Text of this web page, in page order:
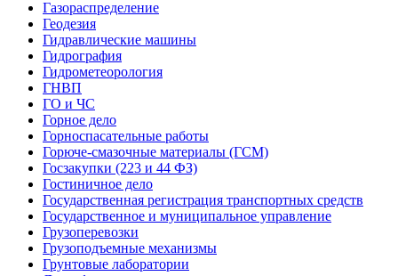
Газораспределение
Геодезия
Гидравлические машины
Гидрография
Гидрометеорология
ГНВП
ГО и ЧС
Горное дело
Горноспасательные работы
Горюче-смазочные материалы (ГСМ)
Госзакупки (223 и 44 ФЗ)
Гостиничное дело
Государственная регистрация транспортных средств
Государственное и муниципальное управление
Грузоперевозки
Грузоподъемные механизмы
Грунтовые лаборатории